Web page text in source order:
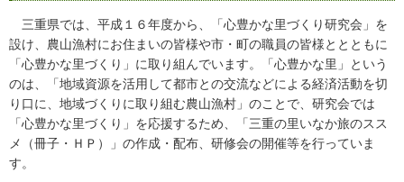
三重県では、平成１６年度から、「心豊かな里づくり研究会」を
設け、農山漁村にお住まいの皆様や市・町の職員の皆様ととともに
「心豊かな里づくり」に取り組んでいます。「心豊かな里」という
のは、「地域資源を活用して都市との交流などによる経済活動を切
り口に、地域づくりに取り組む農山漁村」のことで、研究会では
「心豊かな里づくり」を応援するため、「三重の里いなか旅のスス
メ（冊子・ＨＰ）」の作成・配布、研修会の開催等を行っていま
す。